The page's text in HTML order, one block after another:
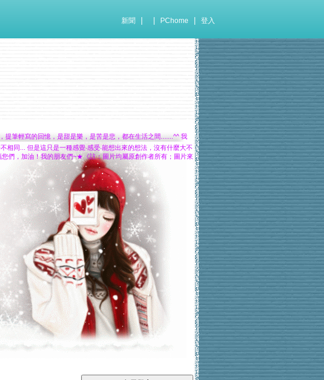
新聞 PChome 登入
筆輕寫的回憶，是甜是樂，是苦是悲，都在生活之間.......^^ 我
相同... 但是這只是一種感覺‧感受‧能想出來的想法，沒有什麼大不
們，加油！我的朋友們~★《註：圖片均屬原創作者所有；圖片來